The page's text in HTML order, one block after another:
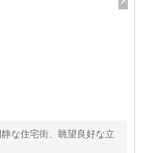
な住宅街、眺望良好な立